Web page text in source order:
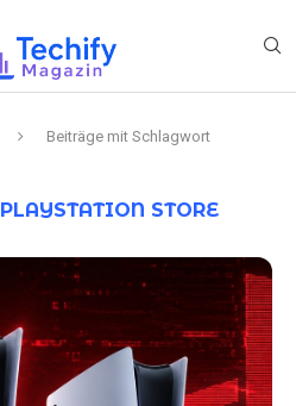
Beiträge mit Schlagwort
PLAYSTATION STORE